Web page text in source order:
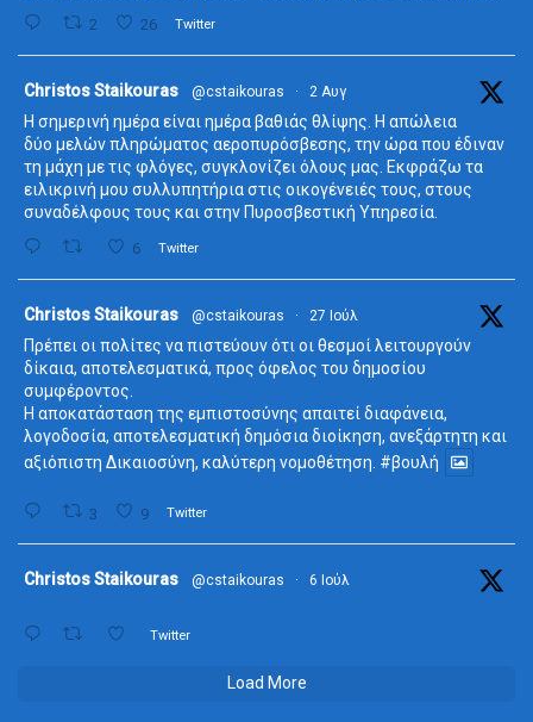
2 26 Twitter
Christos Staikouras @cstaikouras · 2 Αυγ
Η σημερινή ημέρα είναι ημέρα βαθιάς θλίψης. Η απώλεια
δύο μελών πληρώματος αεροπυρόσβεσης, την ώρα που έδιναν
τη μάχη με τις φλόγες, συγκλονίζει όλους μας. Εκφράζω τα
ειλικρινή μου συλλυπητήρια στις οικογένειές τους, στους
συναδέλφους τους και στην Πυροσβεστική Υπηρεσία.
6 Twitter
Christos Staikouras @cstaikouras · 27 Ιούλ
Πρέπει οι πολίτες να πιστεύουν ότι οι θεσμοί λειτουργούν
δίκαια, αποτελεσματικά, προς όφελος του δημοσίου
συμφέροντος.
Η αποκατάσταση της εμπιστοσύνης απαιτεί διαφάνεια,
λογοδοσία, αποτελεσματική δημόσια διοίκηση, ανεξάρτητη και
αξιόπιστη Δικαιοσύνη, καλύτερη νομοθέτηση. #βουλή
3 9 Twitter
Christos Staikouras @cstaikouras · 6 Ιούλ
Twitter
Load More